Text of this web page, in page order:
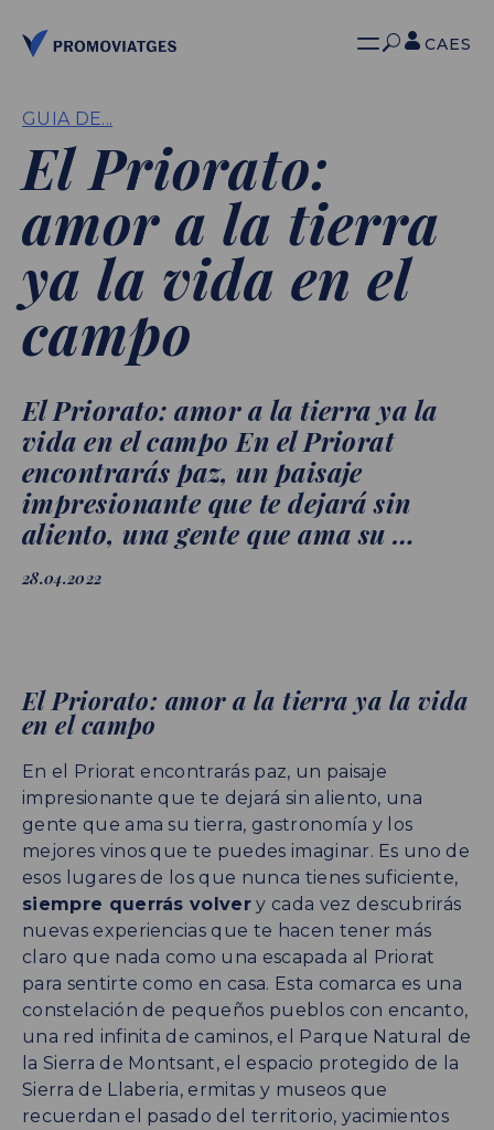
CAES
GUIA DE...
El Priorato:
amor a la tierra
ya la vida en el
campo
El Priorato: amor a la tierra ya la
vida en el campo En el Priorat
encontrarás paz, un paisaje
impresionante que te dejará sin
aliento, una gente que ama su …
28.04.2022
El Priorato: amor a la tierra ya la vida
en el campo
En el Priorat encontrarás paz, un paisaje
impresionante que te dejará sin aliento, una
gente que ama su tierra, gastronomía y los
mejores vinos que te puedes imaginar. Es uno de
esos lugares de los que nunca tienes suficiente,
siempre querrás volver y cada vez descubrirás
nuevas experiencias que te hacen tener más
claro que nada como una escapada al Priorat
para sentirte como en casa. Esta comarca es una
constelación de pequeños pueblos con encanto,
una red infinita de caminos, el Parque Natural de
la Sierra de Montsant, el espacio protegido de la
Sierra de Llaberia, ermitas y museos que
recuerdan el pasado del territorio, yacimientos